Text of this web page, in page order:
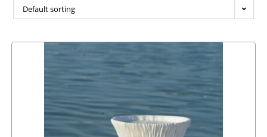
Default sorting